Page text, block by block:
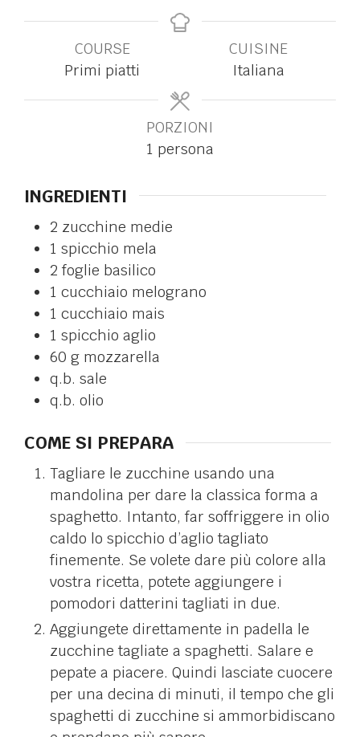
COURSE
Primi piatti
CUISINE
Italiana
PORZIONI
1 persona
INGREDIENTI
2 zucchine medie
1 spicchio mela
2 foglie basilico
1 cucchiaio melograno
1 cucchiaio mais
1 spicchio aglio
60 g mozzarella
q.b. sale
q.b. olio
COME SI PREPARA
Tagliare le zucchine usando una
mandolina per dare la classica forma a
spaghetto. Intanto, far soffriggere in olio
caldo lo spicchio d’aglio tagliato
finemente. Se volete dare più colore alla
vostra ricetta, potete aggiungere i
pomodori datterini tagliati in due.
Aggiungete direttamente in padella le
zucchine tagliate a spaghetti. Salare e
pepate a piacere. Quindi lasciate cuocere
per una decina di minuti, il tempo che gli
spaghetti di zucchine si ammorbidiscano